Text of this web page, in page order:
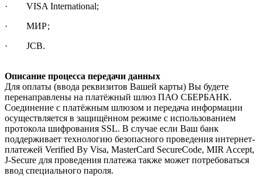
· VISA International;
· МИР;
· JCB.
Описание процесса передачи данных
Для оплаты (ввода реквизитов Вашей карты) Вы будете
перенаправлены на платёжный шлюз ПАО СБЕРБАНК.
Соединение с платёжным шлюзом и передача информации
осуществляется в защищённом режиме с использованием
протокола шифрования SSL. В случае если Ваш банк
поддерживает технологию безопасного проведения интернет-
платежей Verified By Visa, MasterCard SecureCode, MIR Accept,
J-Secure для проведения платежа также может потребоваться
ввод специального пароля.